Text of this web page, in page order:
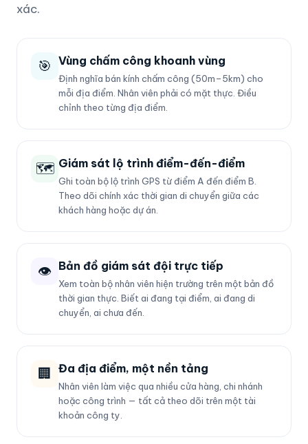
xác.
🎯 Vùng chấm công khoanh vùng
Định nghĩa bán kính chấm công (50m–5km) cho
mỗi địa điểm. Nhân viên phải có mặt thực. Điều
chỉnh theo từng địa điểm.
🗺️ Giám sát lộ trình điểm-đến-điểm
Ghi toàn bộ lộ trình GPS từ điểm A đến điểm B.
Theo dõi chính xác thời gian di chuyển giữa các
khách hàng hoặc dự án.
👁 Bản đồ giám sát đội trực tiếp
Xem toàn bộ nhân viên hiện trường trên một bản đồ
thời gian thực. Biết ai đang tại điểm, ai đang di
chuyển, ai chưa đến.
🏢 Đa địa điểm, một nền tảng
Nhân viên làm việc qua nhiều cửa hàng, chi nhánh
hoặc công trình — tất cả theo dõi trên một tài
khoản công ty.